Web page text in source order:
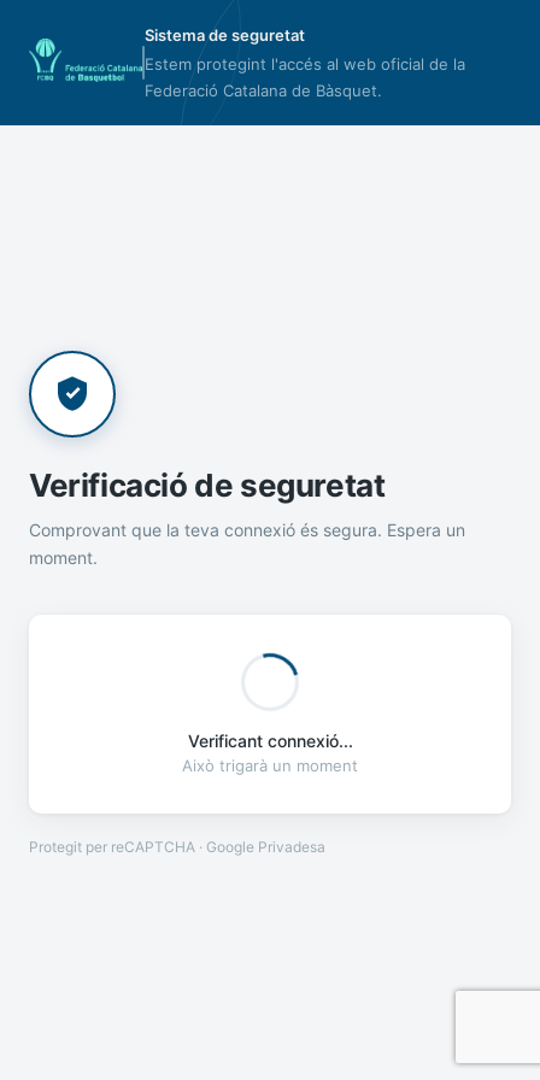
Sistema de seguretat
Estem protegint l'accés al web oficial de la
Federació Catalana de Bàsquet.
Verificació de seguretat
Comprovant que la teva connexió és segura. Espera un
moment.
Verificant connexió...
Això trigarà un moment
Protegit per reCAPTCHA · Google Privadesa